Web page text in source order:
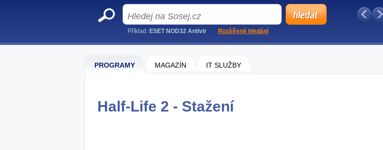
PROGRAMY MAGAZÍN IT SLUŽBY
Half-Life 2 - Stažení
Příklad: ESET NOD32 Antivir Rozšířené hledání